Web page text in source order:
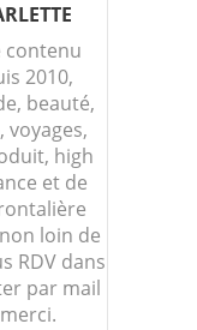
contenu
2010,
beauté,
high
et de
loin de
RDV dans
par mail